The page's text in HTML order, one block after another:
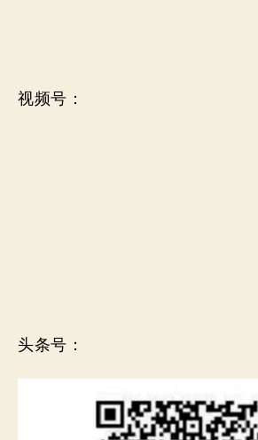
视频号：
头条号：